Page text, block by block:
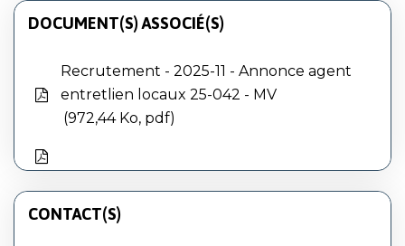
DOCUMENT(S) ASSOCIÉ(S)
Recrutement - 2025-11 - Annonce agent
entretlien locaux 25-042 - MV
972,44 Ko, pdf
CONTACT(S)